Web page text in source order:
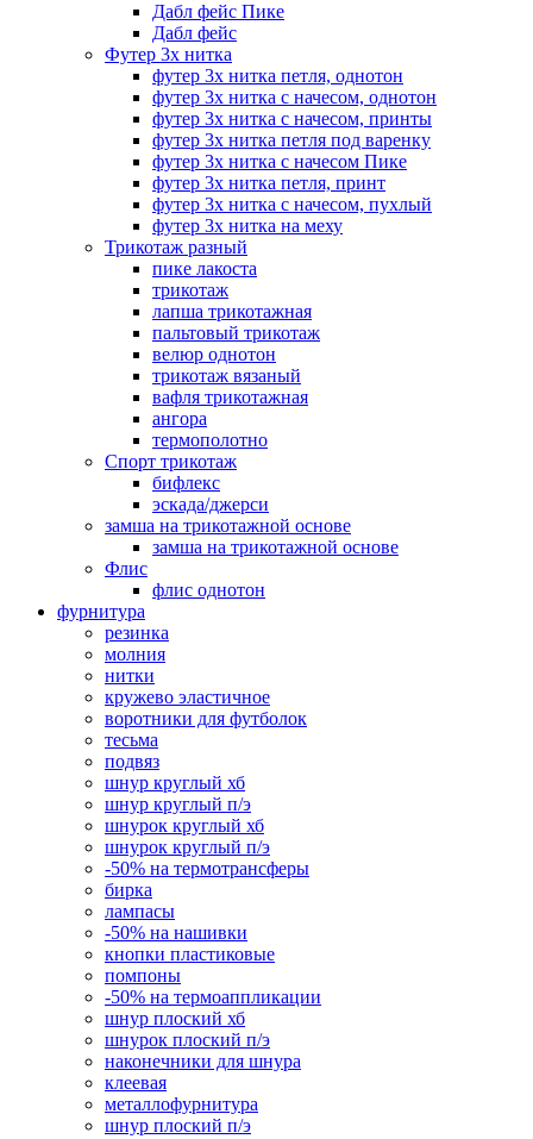
Дабл фейс Пике
Дабл фейс
Футер 3х нитка
футер 3х нитка петля, однотон
футер 3х нитка с начесом, однотон
футер 3х нитка с начесом, принты
футер 3х нитка петля под варенку
футер 3х нитка с начесом Пике
футер 3х нитка петля, принт
футер 3х нитка с начесом, пухлый
футер 3х нитка на меху
Трикотаж разный
пике лакоста
трикотаж
лапша трикотажная
пальтовый трикотаж
велюр однотон
трикотаж вязаный
вафля трикотажная
ангора
термополотно
Спорт трикотаж
бифлекс
эскада/джерси
замша на трикотажной основе
замша на трикотажной основе
Флис
флис однотон
фурнитура
резинка
молния
нитки
кружево эластичное
воротники для футболок
тесьма
подвяз
шнур круглый хб
шнур круглый п/э
шнурок круглый хб
шнурок круглый п/э
-50% на термотрансферы
бирка
лампасы
-50% на нашивки
кнопки пластиковые
помпоны
-50% на термоаппликации
шнур плоский хб
шнурок плоский п/э
наконечники для шнура
клеевая
металлофурнитура
шнур плоский п/э